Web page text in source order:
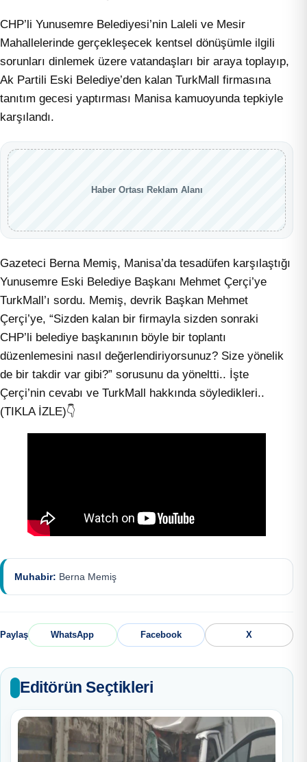
CHP’li Yunusemre Belediyesi’nin Laleli ve Mesir
Mahallelerinde gerçekleşecek kentsel dönüşümle ilgili
sorunları dinlemek üzere vatandaşları bir araya toplayıp,
Ak Partili Eski Belediye’den kalan TurkMall firmasına
tanıtım gecesi yaptırması Manisa kamuoyunda tepkiyle
karşılandı.
Haber Ortası Reklam Alanı
Gazeteci Berna Memiş, Manisa’da tesadüfen karşılaştığı
Yunusemre Eski Belediye Başkanı Mehmet Çerçi’ye
TurkMall’ı sordu. Memiş, devrik Başkan Mehmet
Çerçi’ye, “Sizden kalan bir firmayla sizden sonraki
CHP’li belediye başkanının böyle bir toplantı
düzenlemesini nasıl değerlendiriyorsunuz? Size yönelik
de bir takdir var gibi?” sorusunu da yöneltti.. İşte
Çerçi’nin cevabı ve TurkMall hakkında söyledikleri..
(TIKLA İZLE)👇
Muhabir: Berna Memiş
Paylaş WhatsApp Facebook X
Editörün Seçtikleri